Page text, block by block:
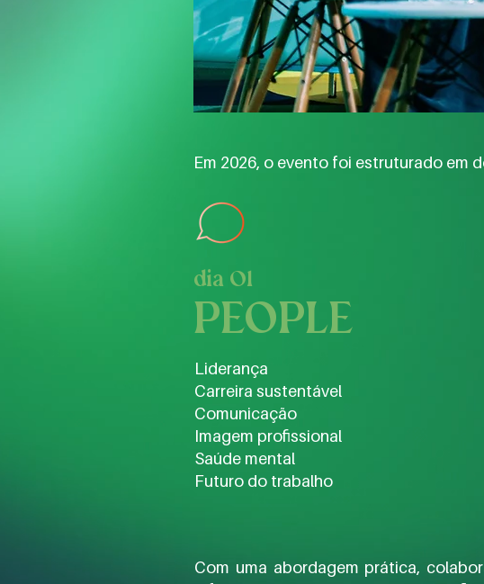
Em 2026, o evento foi estruturado em
dia 01
PEOPLE
Liderança
Carreira sustentável
Comunicação
Imagem profissional
Saúde mental
Futuro do trabalho
Com uma abordagem prática,